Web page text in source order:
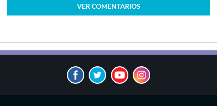
VER COMENTARIOS